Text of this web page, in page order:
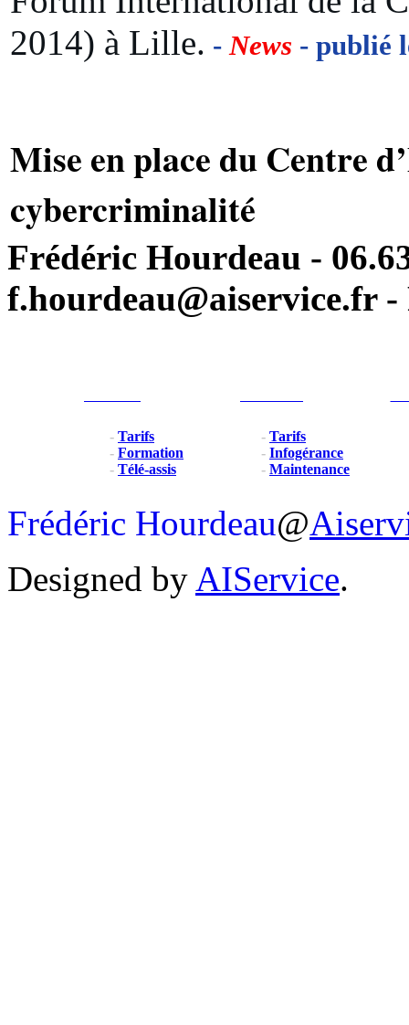
2014) à Lille. - News - publié
Mise en place du Centre
cybercriminalité
Frédéric Hourdeau -
f.hourdeau@aiservice.fr -
- Tarifs
- Formation
- Télé-assis
- Tarifs
- Infogérance
- Maintenance
Frédéric Hourdeau@
Designed by AIService.